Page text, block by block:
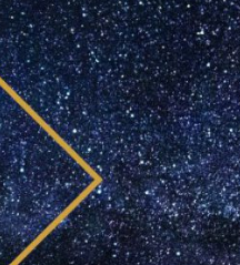
(BULLET) JOURNALLING
DUURZAAMHEID
WILDPLUKKEN